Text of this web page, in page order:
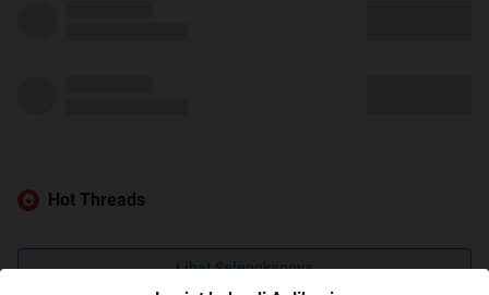
Hot Threads
Lihat Selengkapnya